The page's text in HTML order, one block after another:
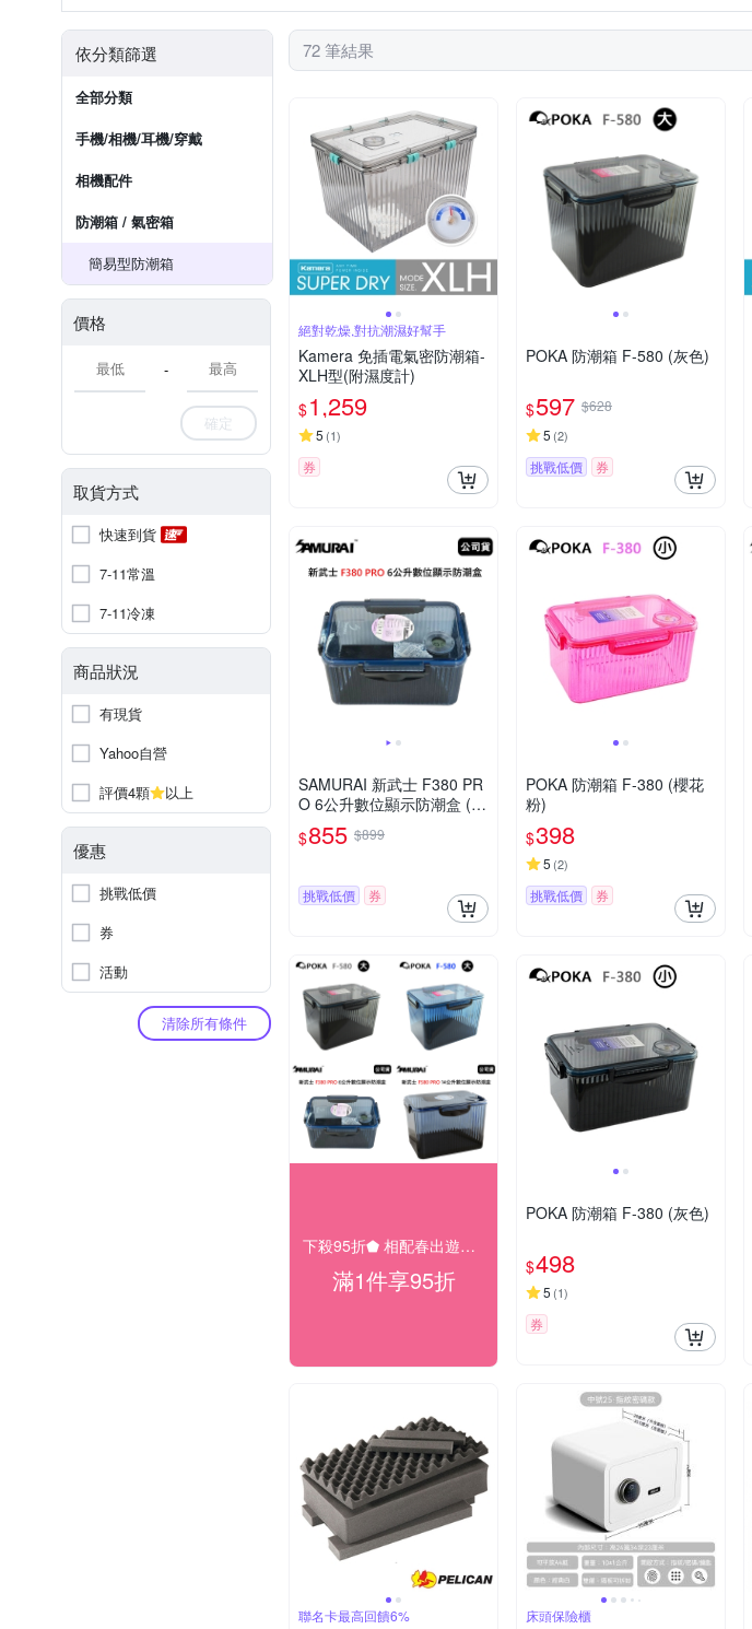
依分類篩選
全部分類
手機/相機/耳機/穿戴
相機配件
防潮箱 / 氣密箱
簡易型防潮箱
價格
-
確定
取貨方式
快速到貨
7-11常溫
7-11冷凍
商品狀況
有現貨
Yahoo自營
評價4顆
以上
優惠
挑戰低價
券
活動
清除所有條件
72 筆結果
絕對乾燥,對抗潮濕好幫手
Kamera 免插電氣密防潮箱-
XLH型(附濕度計)
$1,259
5 (1)
券
POKA 防潮箱 F-580 (灰色)
$597 $628
5 (2)
挑戰低價 券
SAMURAI 新武士 F380 PR
O 6公升數位顯示防潮盒 (公
司貨)
$855 $899
挑戰低價 券
POKA 防潮箱 F-380 (櫻花
粉)
$398
5 (2)
挑戰低價 券
下殺95折⬟ 相配春出遊大促
滿1件享95折
POKA 防潮箱 F-380 (灰色)
$498
5 (1)
券
聯名卡最高回饋6% 床頭保險櫃